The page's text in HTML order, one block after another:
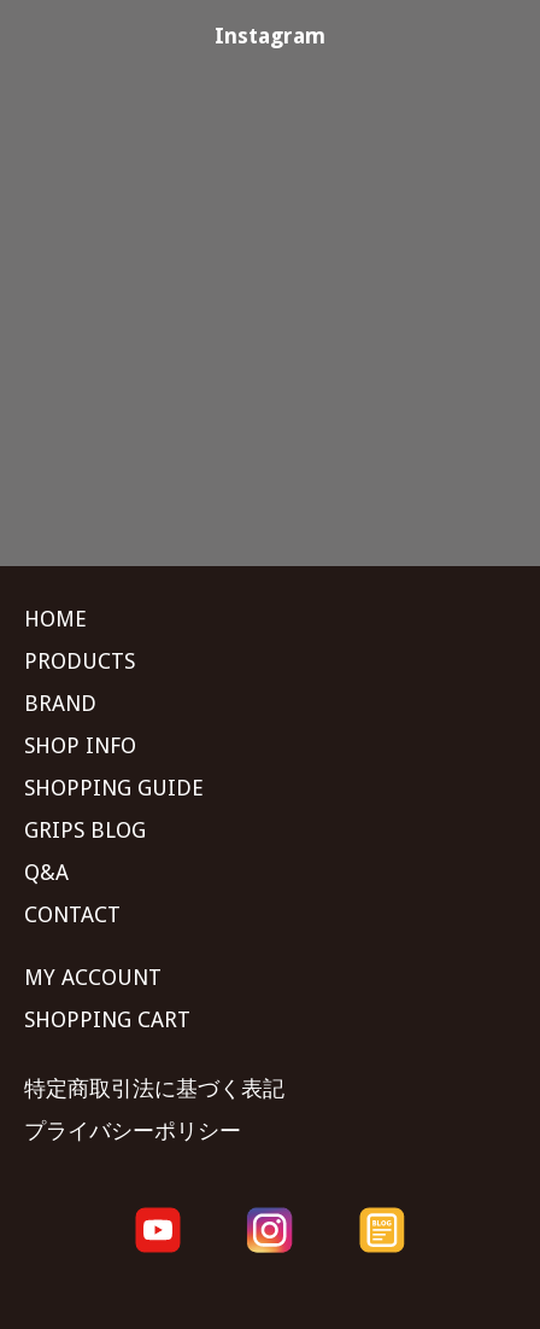
Instagram
HOME
PRODUCTS
BRAND
SHOP INFO
SHOPPING GUIDE
GRIPS BLOG
Q&A
CONTACT
MY ACCOUNT
SHOPPING CART
特定商取引法に基づく表記
プライバシーポリシー